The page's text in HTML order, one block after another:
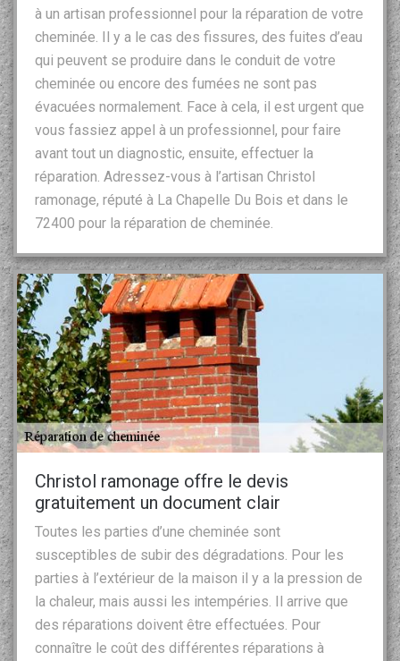
à un artisan professionnel pour la réparation de votre
cheminée. Il y a le cas des fissures, des fuites d’eau
qui peuvent se produire dans le conduit de votre
cheminée ou encore des fumées ne sont pas
évacuées normalement. Face à cela, il est urgent que
vous fassiez appel à un professionnel, pour faire
avant tout un diagnostic, ensuite, effectuer la
réparation. Adressez-vous à l’artisan Christol
ramonage, réputé à La Chapelle Du Bois et dans le
72400 pour la réparation de cheminée.
Christol ramonage offre le devis
gratuitement un document clair
Toutes les parties d’une cheminée sont
susceptibles de subir des dégradations. Pour les
parties à l’extérieur de la maison il y a la pression de
la chaleur, mais aussi les intempéries. Il arrive que
des réparations doivent être effectuées. Pour
connaître le coût des différentes réparations à